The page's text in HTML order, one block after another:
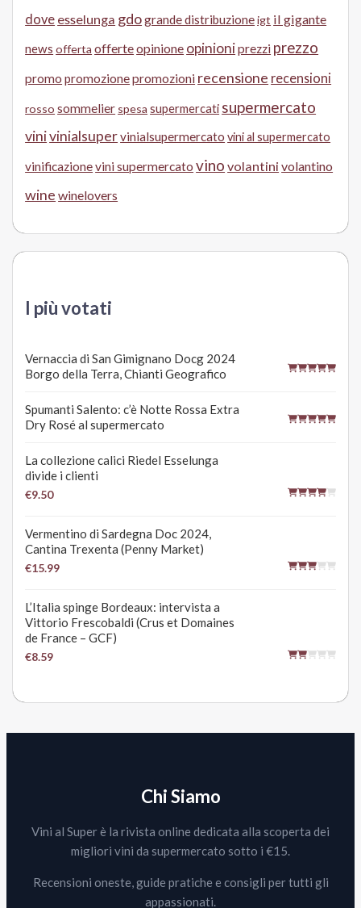
dove esselunga gdogrande distribuzioneigt il gigante
news offerta offerteopinione opinioniprezzi prezzo
promo promozionepromozioni recensione recensioni
rosso sommelier spesa supermercati supermercato
vinivinialsupervinialsupermercato vini al supermercato
vinificazionevini supermercato vino volantini volantino
wine winelovers
I più votati
Vernaccia di San Gimignano Docg 2024
Borgo della Terra, Chianti Geografico
Spumanti Salento: c’è Notte Rossa Extra
Dry Rosé al supermercato
La collezione calici Riedel Esselunga
divide i clienti
€9.50
Vermentino di Sardegna Doc 2024,
Cantina Trexenta (Penny Market)
€15.99
L’Italia spinge Bordeaux: intervista a
Vittorio Frescobaldi (Crus et Domaines
de France – GCF)
€8.59
Chi Siamo
Vini al Super è la rivista online dedicata alla scoperta dei
migliori vini da supermercato sotto i €15.
Recensioni oneste, guide pratiche e consigli per tutti gli
appassionati.